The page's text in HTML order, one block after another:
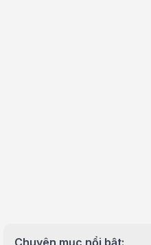
Chuyên mục nổi bật: